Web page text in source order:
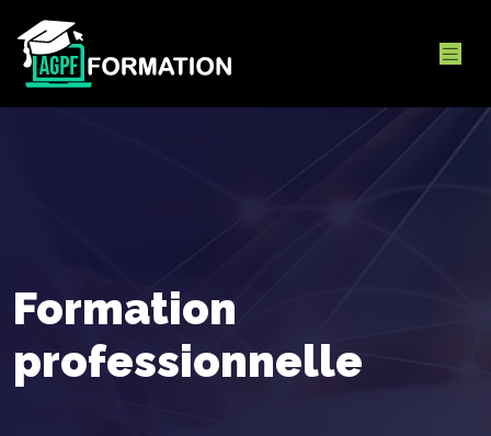
Formation
professionnelle